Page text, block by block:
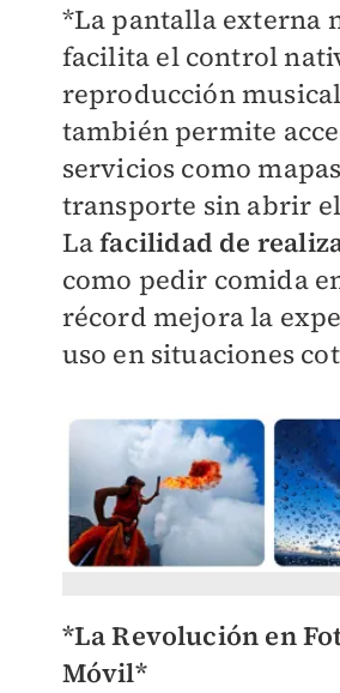
*La pantalla externa
facilita el control
reproducción
también permite
servicios como
transporte sin abrir
Lafacilidad de
como pedir comida
récord mejora la
uso en situaciones
*La Revolución en
Móvil*